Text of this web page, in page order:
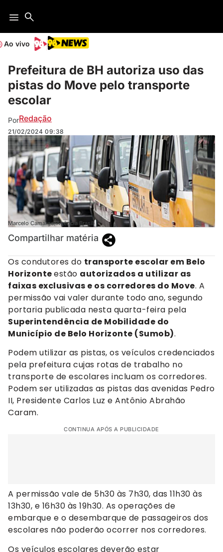
Ao vivo
Prefeitura de BH autoriza uso das
pistas do Move pelo transporte
escolar
PorRedação
21/02/2024 09:38
Marcelo Camargo/Agência Brasil
Compartilhar matéria
Os condutores do transporte escolar em Belo
Horizonteestão autorizados a utilizar as
faixas exclusivas e os corredores do Move. A
permissão vai valer durante todo ano, segundo
portaria publicada nesta quarta-feira pela
Superintendência de Mobilidade do
Município de Belo Horizonte (Sumob).
Podem utilizar as pistas, os veículos credenciados
pela prefeitura cujas rotas de trabalho no
transporte de escolares incluam os corredores.
Podem ser utilizadas as pistas das avenidas Pedro
II, Presidente Carlos Luz e Antônio Abrahão
Caram.
CONTINUA APÓS A PUBLICIDADE
A permissão vale de 5h30 às 7h30, das 11h30 às
13h30, e 16h30 às 19h30. As operações de
embarque e o desembarque de passageiros dos
escolares não poderão ocorrer nos corredores.
Os veículos escolares deverão estar